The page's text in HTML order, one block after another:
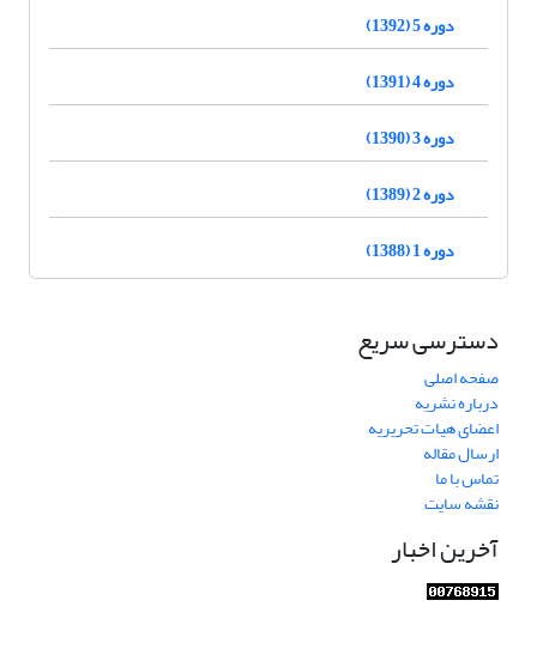
دوره 5 (1392)
دوره 4 (1391)
دوره 3 (1390)
دوره 2 (1389)
دوره 1 (1388)
دسترسی سریع
صفحه اصلی
درباره نشریه
اعضای هیات تحریریه
ارسال مقاله
تماس با ما
نقشه سایت
آخرین اخبار